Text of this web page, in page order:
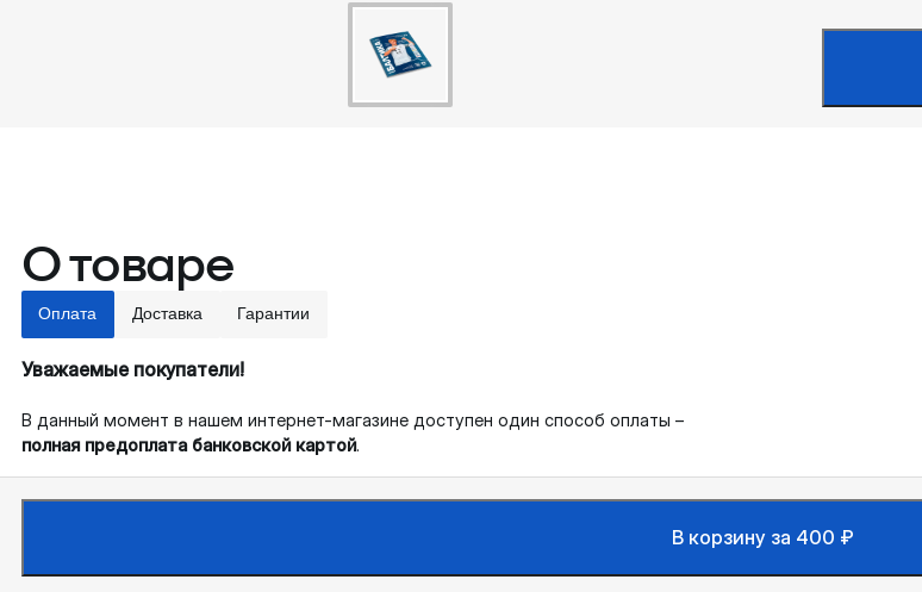
О товаре
Оплата Доставка Гарантии
Уважаемые покупатели!
В данный момент в нашем интернет-магазине доступен один способ оплаты –
полная предоплата банковской картой.
В корзину за 400 ₽